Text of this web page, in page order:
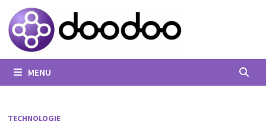
Passer
au
contenu
MENU
TECHNOLOGIE